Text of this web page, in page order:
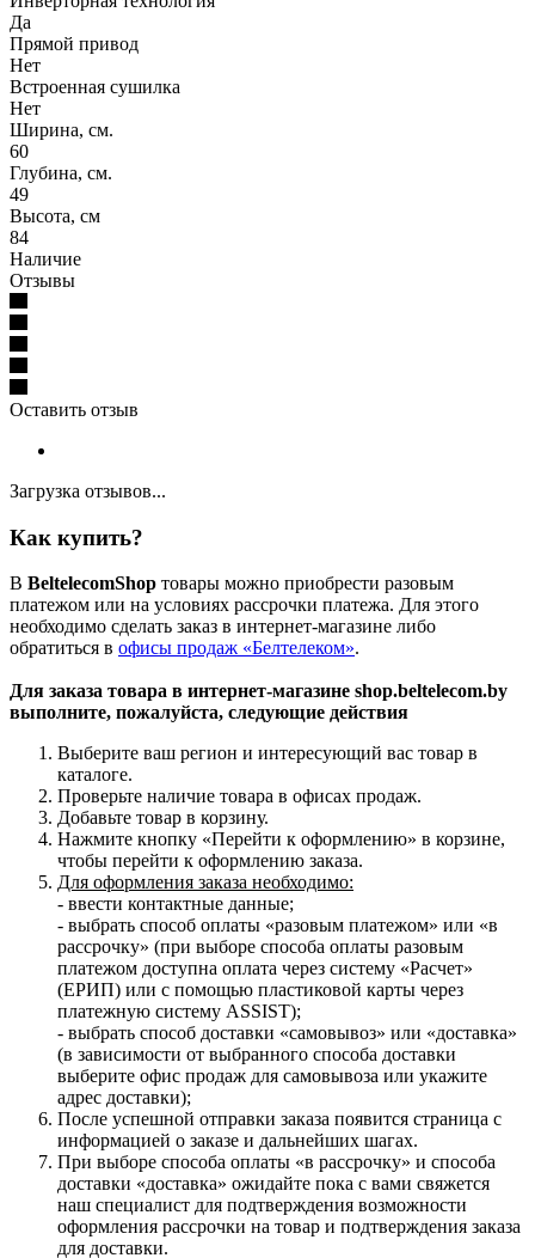
Да
Прямой привод
Нет
Встроенная сушилка
Нет
Ширина, см.
60
Глубина, см.
49
Высота, см
84
Наличие
Отзывы
Оставить отзыв
Загрузка отзывов...
Как купить?
В BeltelecomShop товары можно приобрести разовым
платежом или на условиях рассрочки платежа. Для этого
необходимо сделать заказ в интернет-магазине либо
обратиться в офисы продаж «Белтелеком».
Для заказа товара в интернет-магазине shop.beltelecom.by
выполните, пожалуйста, следующие действия
Выберите ваш регион и интересующий вас товар в
каталоге.
Проверьте наличие товара в офисах продаж.
Добавьте товар в корзину.
Нажмите кнопку «Перейти к оформлению» в корзине,
чтобы перейти к оформлению заказа.
Для оформления заказа необходимо:
- ввести контактные данные;
- выбрать способ оплаты «разовым платежом» или «в
рассрочку» (при выборе способа оплаты разовым
платежом доступна оплата через систему «Расчет»
(ЕРИП) или с помощью пластиковой карты через
платежную систему ASSIST);
- выбрать способ доставки «самовывоз» или «доставка»
(в зависимости от выбранного способа доставки
выберите офис продаж для самовывоза или укажите
адрес доставки);
После успешной отправки заказа появится страница с
информацией о заказе и дальнейших шагах.
При выборе способа оплаты «в рассрочку» и способа
доставки «доставка» ожидайте пока с вами свяжется
наш специалист для подтверждения возможности
оформления рассрочки на товар и подтверждения заказа
для доставки.